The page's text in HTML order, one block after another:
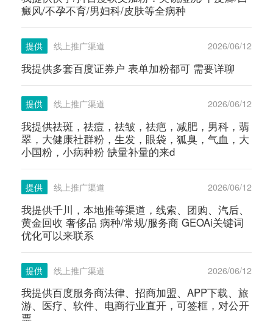
癜风/不孕不育/男妇科/皮肤等全病种
提供 线上推广渠道 2026/06/12
我提供多套百度证券户 表单加粉都可 需要详聊
提供 线上推广渠道 2026/06/12
我提供祛斑，祛痘，祛皱，祛疤，减肥，男科，翡
翠，大健康社群粉，生发，眼袋，狐臭，气血，大
小国粉，小病种粉 缺量补量的来d
提供 线上推广渠道 2026/06/12
我提供千川，本地推等渠道，线索、团购、汽后、
黄金回收 奢侈品 病种/常规/服务商 GEOAi关键词
优化可以来联系
提供 线上推广渠道 2026/06/12
我提供百度服务商法律、招商加盟、APP下载、旅
游、医疗、软件、电商行业直开，可签框，对公开